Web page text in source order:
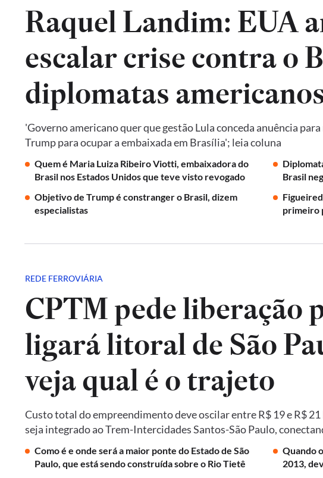
Raquel Landim: EUA
escalar crise contra o
diplomatas
'Governo americano quer que gestão Lula conceda anuência
Trump para ocupar a embaixada em Brasília'; leia coluna
Quem é Maria Luiza Ribeiro Viotti, embaixadora do
Brasil nos Estados Unidos que teve visto revogado
Brasil
Objetivo de Trump é constranger o Brasil, dizem
especialistas
primeiro
REDE FERROVIÁRIA
CPTM pede liberação
ligará litoral de São
veja qual é o trajeto
Custo total do empreendimento deve oscilar entre R$ 19 e R$
seja integrado ao Trem-Intercidades Santos-São Paulo,
Como é e onde será a maior ponte do Estado de São
Paulo, que está sendo construída sobre o Rio Tietê
Quando
2013,